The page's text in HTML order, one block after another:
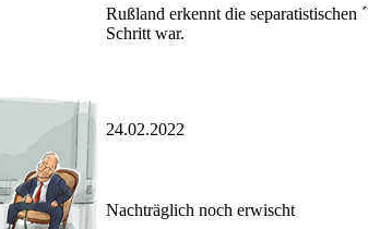
Rußland erkennt die
Schritt war.
24.02.2022
Nachträglich noch erwischt